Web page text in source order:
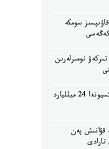
سومكە
نومىرلەرىن
الماتىدا «بايسات» بازارى اۋكسيوندا 24 ميلليارد
قۋانىش پەن
تارادى